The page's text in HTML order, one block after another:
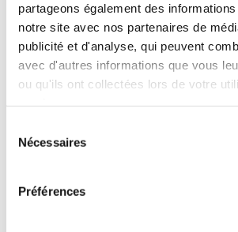
partageons également des
notre site avec nos partenaires de
publicité et d'analyse, qui peuvent
avec d'autres informations que vous
ou qu'ils ont collectées lors de votre
Nécessaires
Préférences